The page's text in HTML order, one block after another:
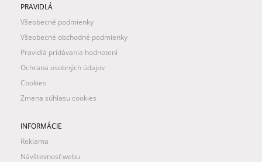
PRAVIDLÁ
Všeobecné podmienky
Všeobecné obchodné podmienky
Pravidlá pridávania hodnotení
Ochrana osobných údajov
Cookies
Zmena súhlasu cookies
INFORMÁCIE
Reklama
Návštevnosť webu